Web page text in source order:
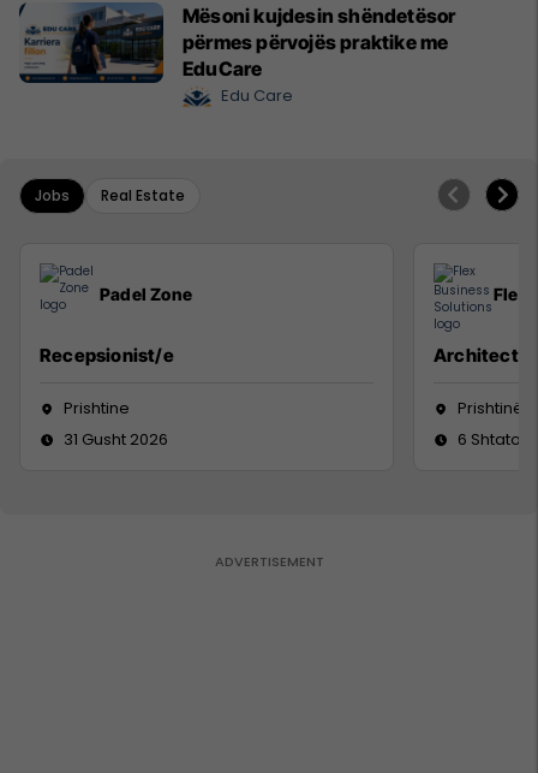
Mësoni kujdesin shëndetësor
përmes përvojës praktike me
EduCare
Edu Care
Jobs Real Estate
Padel Zone
Recepsionist/e
Prishtine
31 Gusht 2026
Flex
Architect
Prishtinë
6 Shtator